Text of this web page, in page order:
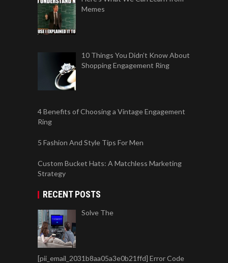
Memes
10 Things You Didn’t Know About
Shopping Engagement Ring
4 Benefits of Choosing a Vintage Engagement
Ring
5 Fashion And Style Tips For Men
Custom Bucket Hats: A Matchless Marketing
Strategy
RECENT POSTS
Solve The
[pii_email_2031b8aa05a3e0b21ffd] Error Code